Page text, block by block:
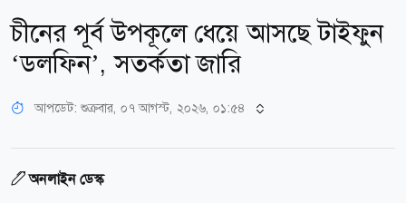
চীনের পূর্ব উপকূলে ধেয়ে আসছে টাইফুন
‘ডলফিন’, সতর্কতা জারি
আপডেট: শুক্রবার, ০৭ আগস্ট, ২০২৬, ০১:৫৪
অনলাইন ডেস্ক